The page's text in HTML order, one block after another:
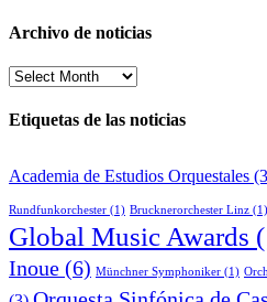
Archivo de noticias
Archivo
noticias
Etiquetas de las noticias
Academia de Estudios Orquestales
Rundfunkorchester (1) Brucknerorchester Linz (1)
Global Music Awards
Inoue (6) Münchner Symphoniker (1)